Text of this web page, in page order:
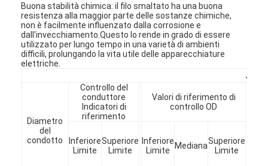
Buona stabilità chimica: il filo smaltato ha una buona
resistenza alla maggior parte delle sostanze chimiche,
non è facilmente influenzato dalla corrosione e
dall'invecchiamento.Questo lo rende in grado di essere
utilizzato per lungo tempo in una varietà di ambienti
difficili, prolungando la vita utile delle apparecchiature
elettriche.
Diametro
del
condotto
Controllo del
conduttore
Indicatori di
riferimento
Valori di riferimento di
controllo OD
Inferiore
Limite
Superiore
Limite
Inferiore
Limite
MedianaSuperiore
Limite